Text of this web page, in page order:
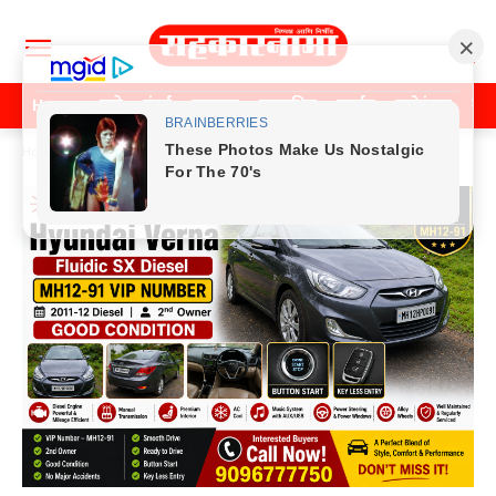
Home पुणे मुंबई महाराष्ट्र राजकीय क्राईम मनोरंजन
Home पुणे